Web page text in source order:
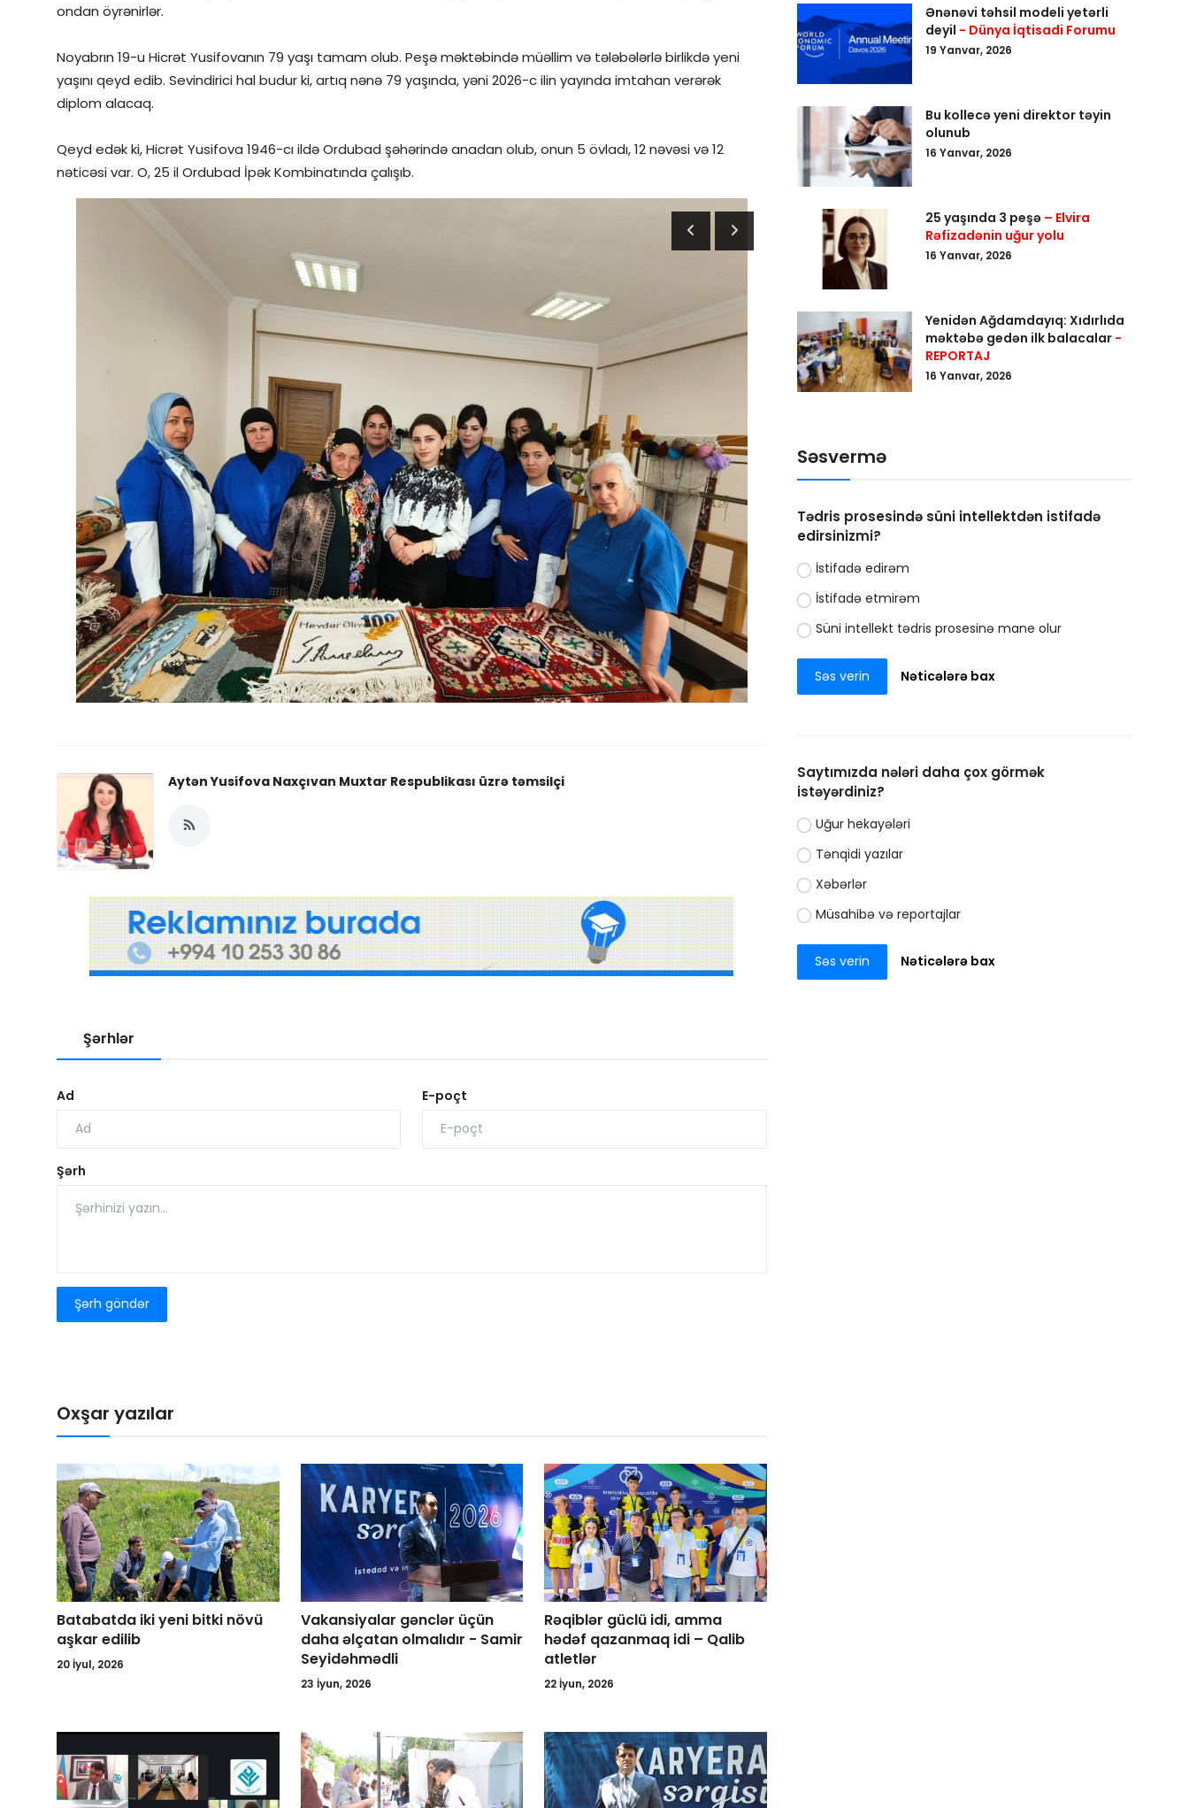
ondan öyrənirlər.
Noyabrın 19-u Hicrət Yusifovanın 79 yaşı tamam olub. Peşə məktəbində müəllim və tələbələrlə birlikdə yeni
yaşını qeyd edib. Sevindirici hal budur ki, artıq nənə 79 yaşında, yəni 2026-c ilin yayında imtahan verərək
diplom alacaq.
Qeyd edək ki, Hicrət Yusifova 1946-cı ildə Ordubad şəhərində anadan olub, onun 5 övladı, 12 nəvəsi və 12
nəticəsi var. O, 25 il Ordubad İpək Kombinatında çalışıb.
Aytən Yusifova Naxçıvan Muxtar Respublikası üzrə təmsilçi
Şərhlər
Ad E-poçt
Şərh
Şərh göndər
Oxşar yazılar
Batabatda iki yeni bitki növü
aşkar edilib
20 İyul, 2026
Vakansiyalar gənclər üçün
daha əlçatan olmalıdır - Samir
Seyidəhmədli
23 İyun, 2026
Rəqiblər güclü idi, amma
hədəf qazanmaq idi – Qalib
atletlər
22 İyun, 2026
Ənənəvi təhsil modeli yetərli
deyil - Dünya İqtisadi Forumu
19 Yanvar, 2026
Bu kollecə yeni direktor təyin
olunub
16 Yanvar, 2026
25 yaşında 3 peşə – Elvira
Rəfizadənin uğur yolu
16 Yanvar, 2026
Yenidən Ağdamdayıq: Xıdırlıda
məktəbə gedən ilk balacalar -
REPORTAJ
16 Yanvar, 2026
Səsvermə
Tədris prosesində süni intellektdən istifadə
edirsinizmi?
İstifadə edirəm
İstifadə etmirəm
Süni intellekt tədris prosesinə mane olur
Səs verin Nəticələrə bax
Saytımızda nələri daha çox görmək
istəyərdiniz?
Uğur hekayələri
Tənqidi yazılar
Xəbərlər
Müsahibə və reportajlar
Səs verin Nəticələrə bax